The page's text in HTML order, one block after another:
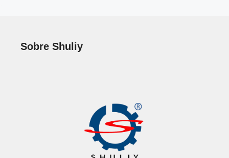
Sobre Shuliy